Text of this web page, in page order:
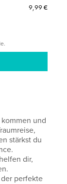
9,99 €
und
stärkst du
dir,
perfekte